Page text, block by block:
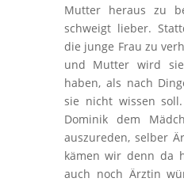
Mutter heraus zu
schweigt lieber.
die junge Frau zu
und Mutter wird sie
haben, als nach
sie nicht wissen
Dominik dem
auszureden, selber
kämen wir denn da
auch noch Ärztin